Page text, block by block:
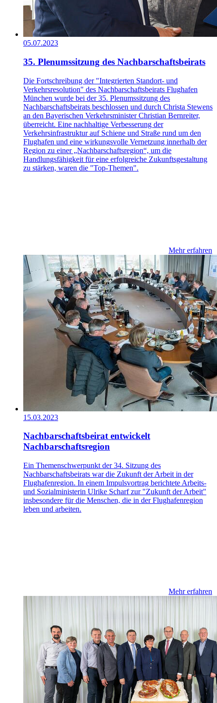
05.07.2023
35. Plenumssitzung des Nachbarschaftsbeirats
Die Fortschreibung der "Integrierten Standort- und
Verkehrsresolution" des Nachbarschaftsbeirats Flughafen
München wurde bei der 35. Plenumssitzung des
Nachbarschaftsbeirats beschlossen und durch Christa Stewens
an den Bayerischen Verkehrsminister Christian Bernreiter,
überreicht. Eine nachhaltige Verbesserung der
Verkehrsinfrastruktur auf Schiene und Straße rund um den
Flughafen und eine wirkungsvolle Vernetzung innerhalb der
Region zu einer „Nachbarschaftsregion“, um die
Handlungsfähigkeit für eine erfolgreiche Zukunftsgestaltung
zu stärken, waren die "Top-Themen".
Mehr erfahren
15.03.2023
Nachbarschaftsbeirat entwickelt
Nachbarschaftsregion
Ein Themenschwerpunkt der 34. Sitzung des
Nachbarschaftsbeirats war die Zukunft der Arbeit in der
Flughafenregion. In einem Impulsvortrag berichtete Arbeits-
und Sozialministerin Ulrike Scharf zur "Zukunft der Arbeit"
insbesondere für die Menschen, die in der Flughafenregion
leben und arbeiten.
Mehr erfahren